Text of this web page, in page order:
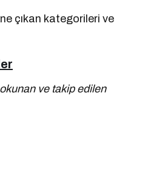
çıkan kategorileri ve
ve takip edilen